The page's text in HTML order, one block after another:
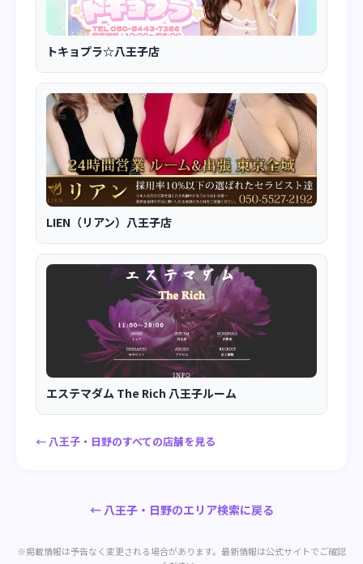
トキョプラ☆八王子店
LIEN（リアン）八王子店
エステマダム The Rich 八王子ルーム
← 八王子・日野のすべての店舗を見る
← 八王子・日野のエリア検索に戻る
※掲載情報は予告なく変更される場合があります。最新情報は公式サイトでご確認